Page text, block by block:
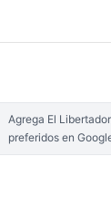
Agrega El
preferidos en